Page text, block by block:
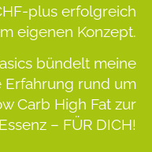
plus erfolgreich
eigenen Konzept.
bündelt meine
Erfahrung rund um
Carb High Fat zur
– FÜR DICH!